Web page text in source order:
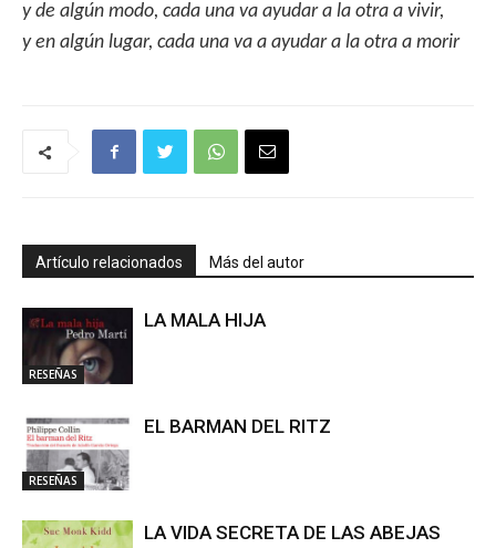
y de algún modo, cada una va ayudar a la otra a vivir,
y en algún lugar, cada una va a ayudar a la otra a morir
Artículo relacionados Más del autor
RESEÑAS
LA MALA HIJA
RESEÑAS
EL BARMAN DEL RITZ
LA VIDA SECRETA DE LAS ABEJAS